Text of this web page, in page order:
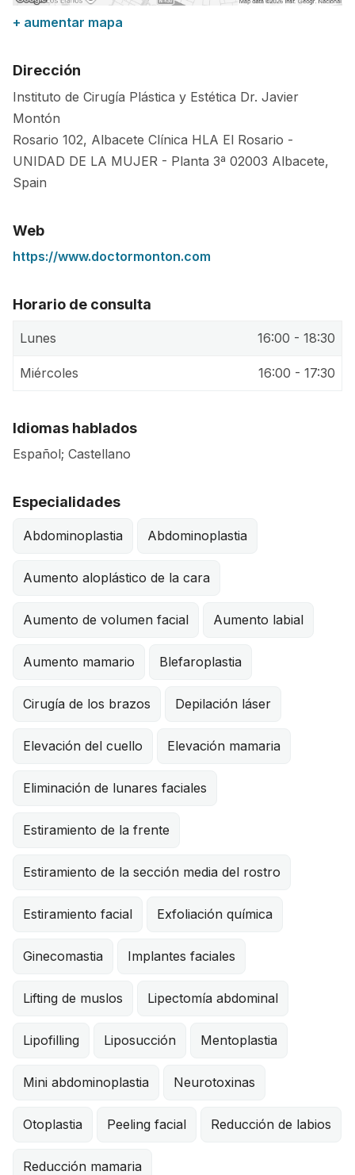
+ aumentar mapa
Dirección
Instituto de Cirugía Plástica y Estética Dr. Javier
Montón
Rosario 102, Albacete Clínica HLA El Rosario -
UNIDAD DE LA MUJER - Planta 3ª 02003 Albacete,
Spain
Web
https://www.doctormonton.com
Horario de consulta
Lunes 16:00 - 18:30
Miércoles 16:00 - 17:30
Idiomas hablados
Español; Castellano
Especialidades
Abdominoplastia Abdominoplastia
Aumento aloplástico de la cara
Aumento de volumen facial Aumento labial
Aumento mamario Blefaroplastia
Cirugía de los brazos Depilación láser
Elevación del cuello Elevación mamaria
Eliminación de lunares faciales
Estiramiento de la frente
Estiramiento de la sección media del rostro
Estiramiento facial Exfoliación química
Ginecomastia Implantes faciales
Lifting de muslos Lipectomía abdominal
Lipofilling Liposucción Mentoplastia
Mini abdominoplastia Neurotoxinas
Otoplastia Peeling facial Reducción de labios
Reducción mamaria